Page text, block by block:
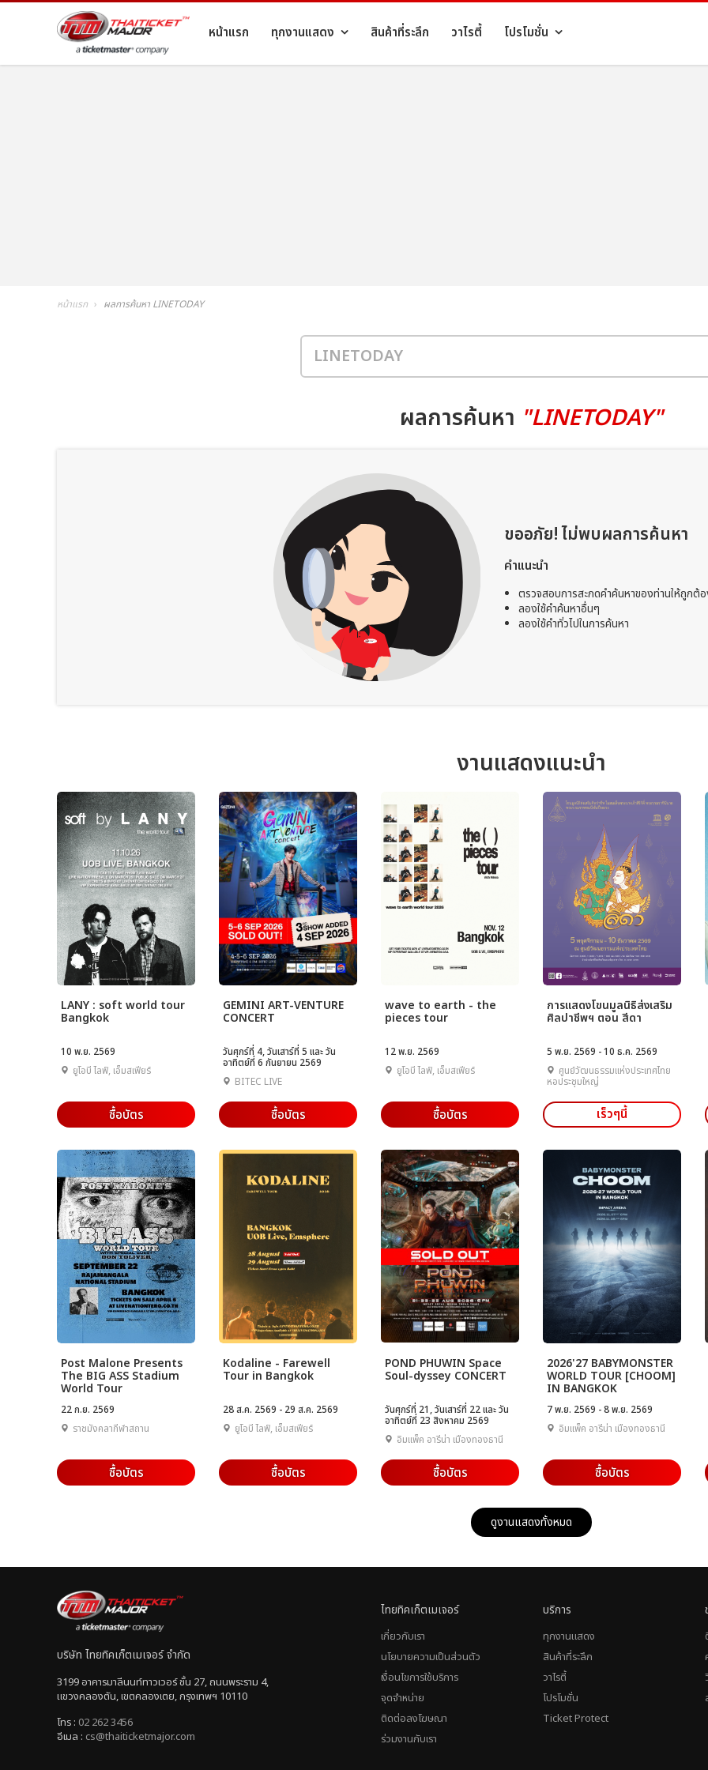
หน้าแรก ทุกงานแสดง สินค้าที่ระลึก วาไรตี้ โปรโมชั่น
หน้าแรก ผลการค้นหา LINETODAY
ผลการค้นหา "LINETODAY"
ขออภัย! ไม่พบผลการค้นหา
คำแนะนำ
ตรวจสอบการสะกดคำค้นหาของท่านให้ถูกต้
ลองใช้คำค้นหาอื่นๆ
ลองใช้คำทั่วไปในการค้นหา
งานแสดงแนะนำ
LANY : soft world tour
Bangkok
10 พ.ย. 2569
ยูโอบี ไลฟ์, เอ็มสเฟียร์
ซื้อบัตร
GEMINI ART-VENTURE
CONCERT
วันศุกร์ที่ 4, วันเสาร์ที่ 5 และ วัน
อาทิตย์ที่ 6 กันยายน 2569
BITEC LIVE
ซื้อบัตร
wave to earth - the
pieces tour
12 พ.ย. 2569
ยูโอบี ไลฟ์, เอ็มสเฟียร์
ซื้อบัตร
การแสดงโขนมูลนิธิส่งเสริม
ศิลปาชีพฯ ตอน สีดา
5 พ.ย. 2569 - 10 ธ.ค. 2569
ศูนย์วัฒนธรรมแห่งประเทศไทย
หอประชุมใหญ่
เร็วๆนี้
Post Malone Presents
The BIG ASS Stadium
World Tour
22 ก.ย. 2569
ราชมังคลากีฬาสถาน
ซื้อบัตร
Kodaline - Farewell
Tour in Bangkok
28 ส.ค. 2569 - 29 ส.ค. 2569
ยูโอบี ไลฟ์, เอ็มสเฟียร์
ซื้อบัตร
POND PHUWIN Space
Soul-dyssey CONCERT
วันศุกร์ที่ 21, วันเสาร์ที่ 22 และ วัน
อาทิตย์ที่ 23 สิงหาคม 2569
อิมแพ็ค อารีน่า เมืองทองธานี
ซื้อบัตร
2026'27 BABYMONSTER
WORLD TOUR [CHOOM]
IN BANGKOK
7 พ.ย. 2569 - 8 พ.ย. 2569
อิมแพ็ค อารีน่า เมืองทองธานี
ซื้อบัตร
ดูงานแสดงทั้งหมด
บริษัท ไทยทิคเก็ตเมเจอร์ จำกัด
3199 อาคารมาลีนนท์ทาวเวอร์ ชั้น 27, ถนนพระราม 4,
แขวงคลองตัน, เขตคลองเตย, กรุงเทพฯ 10110
โทร : 02 262 3456
อีเมล : cs@thaiticketmajor.com
ไทยทิคเก็ตเมเจอร์
เกี่ยวกับเรา
นโยบายความเป็นส่วนตัว
เงื่อนไขการใช้บริการ
จุดจำหน่าย
ติดต่อลงโฆษณา
ร่วมงานกับเรา
บริการ
ทุกงานแสดง
สินค้าที่ระลึก
วาไรตี้
โปรโมชั่น
Ticket Protect